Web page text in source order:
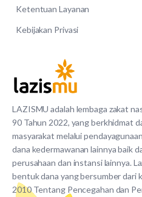
LAZISMU adalah lembaga zakat
90 Tahun 2022, yang berkhidmat
masyarakat melalui
dana kedermawanan lainnya baik
perusahaan dan instansi lainnya.
bentuk dana yang bersumber dari
2010 Tentang Pencegahan dan
Ketentuan Layanan
Kebijakan Privasi